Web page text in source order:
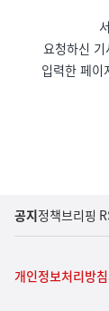
요청하신
입력한 페이
공지정책브리핑
개인정보처리방침